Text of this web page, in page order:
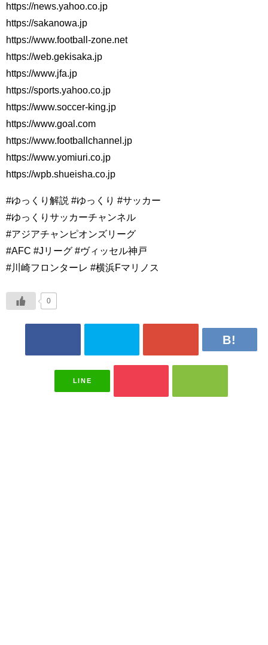
https://news.yahoo.co.jp
https://sakanowa.jp
https://www.football-zone.net
https://web.gekisaka.jp
https://www.jfa.jp
https://sports.yahoo.co.jp
https://www.soccer-king.jp
https://www.goal.com
https://www.footballchannel.jp
https://www.yomiuri.co.jp
https://wpb.shueisha.co.jp
#ゆっくり解説 #ゆっくり #サッカー
#ゆっくりサッカーチャンネル
#アジアチャンピオンズリーグ
#AFC #Jリーグ #ヴィッセル神戸
#川崎フロンターレ #横浜Fマリノス
0
LINE